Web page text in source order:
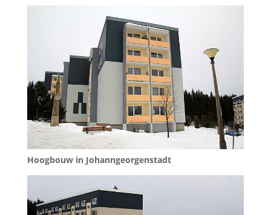
Hoogbouw in Johanngeorgenstadt